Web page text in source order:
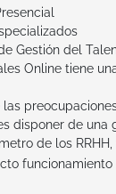
Gestión del
Online tiene
disponer de una
de los
funcionamiento